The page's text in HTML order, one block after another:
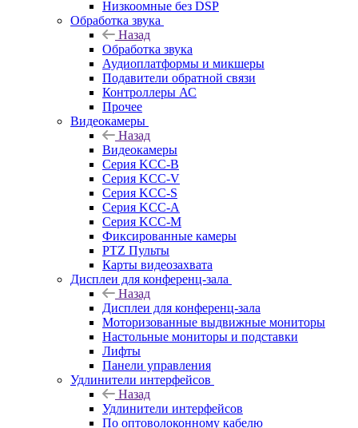
Низкоомные без DSP
Обработка звука
Назад
Обработка звука
Аудиоплатформы и микшеры
Подавители обратной связи
Контроллеры АС
Прочее
Видеокамеры
Назад
Видеокамеры
Серия KCC-B
Серия KCC-V
Серия KCC-S
Серия KCC-A
Серия KCC-M
Фиксированные камеры
PTZ Пульты
Карты видеозахвата
Дисплеи для конференц-зала
Назад
Дисплеи для конференц-зала
Моторизованные выдвижные мониторы
Настольные мониторы и подставки
Лифты
Панели управления
Удлинители интерфейсов
Назад
Удлинители интерфейсов
По оптоволоконному кабелю